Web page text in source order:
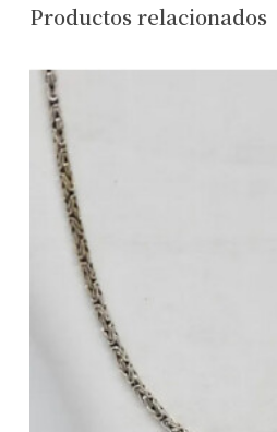
Productos relacionados